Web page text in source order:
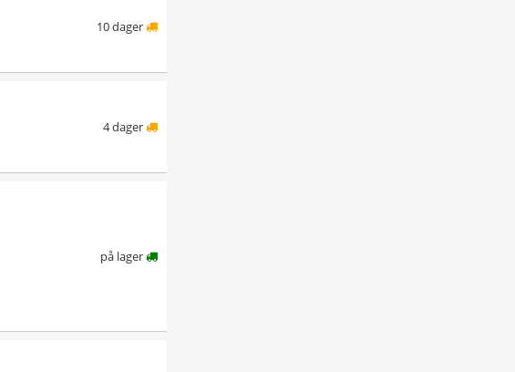
10 dager
4 dager
på lager